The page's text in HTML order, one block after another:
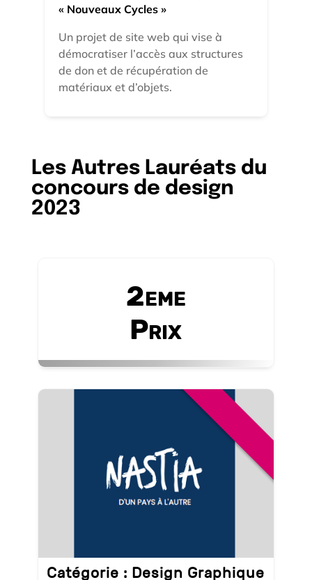
« Nouveaux Cycles »
Un projet de site web qui vise à
démocratiser l’accès aux structures
de don et de récupération de
matériaux et d’objets.
Les Autres Lauréats du
concours de design
2023
2eme
Prix
Catégorie : Design Graphique